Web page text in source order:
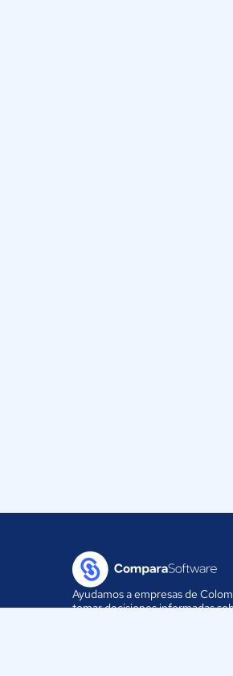
Ayudamos a empresas de
tomar decisiones informadas